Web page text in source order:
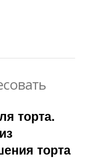
торта.
торта